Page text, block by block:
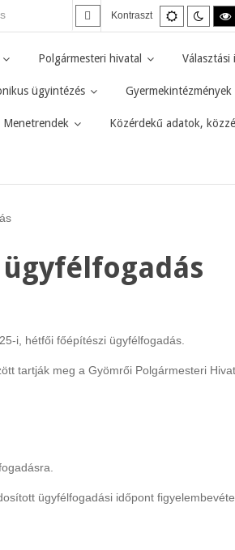
Kontraszt
mód mód
Polgármesteri hivatal Választási
ügyintézés Gyermekintézmények
Menetrendek Közérdekű adatok,
i, hétfői főépítészi ügyfélfogadás.
tartják meg a Gyömrői Polgármesteri
ügyfélfogadási időpont